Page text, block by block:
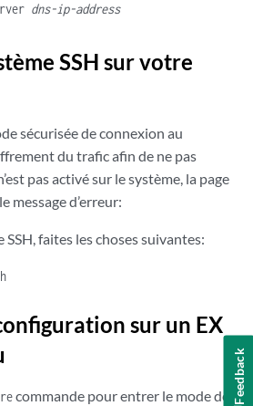
dns-ip-address
SSH sur votre
sécurisée de connexion au
du trafic afin de ne pas
pas activé sur le système, la page
message d’erreur:
faites les choses suivantes:
sur un EX
commande pour entrer le mode de
Feedback